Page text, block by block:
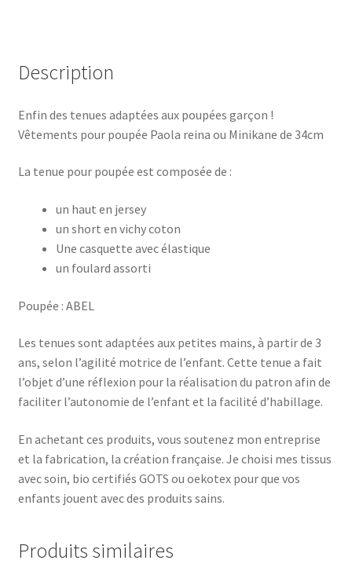
VICHY
Description
Enfin des tenues adaptées aux poupées garçon !
Vêtements pour poupée Paola reina ou Minikane de 34cm
La tenue pour poupée est composée de :
un haut en jersey
un short en vichy coton
Une casquette avec élastique
un foulard assorti
Poupée : ABEL
Les tenues sont adaptées aux petites mains, à partir de 3
ans, selon l’agilité motrice de l’enfant. Cette tenue a fait
l’objet d’une réflexion pour la réalisation du patron afin de
faciliter l’autonomie de l’enfant et la facilité d’habillage.
En achetant ces produits, vous soutenez mon entreprise
et la fabrication, la création française. Je choisi mes tissus
avec soin, bio certifiés GOTS ou oekotex pour que vos
enfants jouent avec des produits sains.
Produits similaires